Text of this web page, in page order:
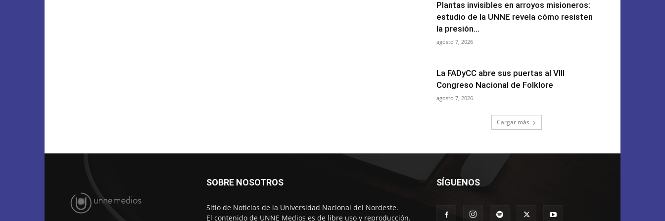
Plantas invisibles en arroyos misioneros:
estudio de la UNNE revela cómo resisten
la presión...
agosto 7, 2026
La FADyCC abre sus puertas al VIII
Congreso Nacional de Folklore
agosto 7, 2026
Cargar más
SOBRE NOSOTROS
Sitio de Noticias de la Universidad Nacional del Nordeste.
El contenido de UNNE Medios es de libre uso y reproducción.
SÍGUENOS